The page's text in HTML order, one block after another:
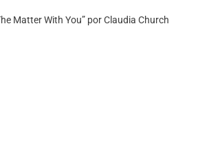
Matter With You” por Claudia Church